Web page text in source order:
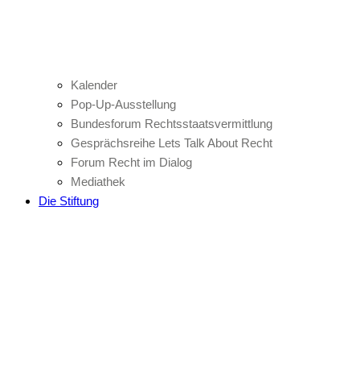
Kalender
Pop-Up-Ausstellung
Bundesforum Rechtsstaatsvermittlung
Gesprächsreihe Lets Talk About Recht
Forum Recht im Dialog
Mediathek
Die Stiftung